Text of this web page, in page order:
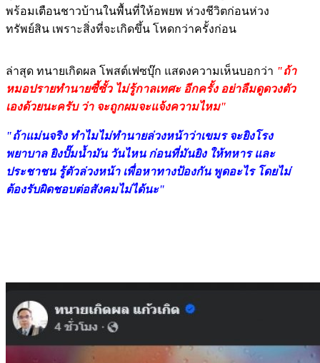
พร้อมเตือนชาวบ้านในพื้นที่ให้อพยพ ห่วงชีวิตก่อนห่วง
ทรัพย์สิน เพราะสิ่งที่จะเกิดขึ้น โหดกว่าครั้งก่อน
ล่าสุด ทนายเกิดผล โพสต์เฟซบุ๊ก แสดงความเห็นบอกว่า "ถ้า
หมอปรายทำนายซี้ซั้ว ไม่รู้กาลเทศะ อีกครั้ง อย่าลืมดูดวงตัว
เองด้วยนะครับ ว่า จะถูกผมจะแจ้งความไหม"
"ถ้าแม่นจริง ทำไมไม่ทำนายล่วงหน้าว่าเขมร จะยิงโรง
พยาบาล ยิงปั๊มน้ำมัน วันไหน ก่อนที่มันยิง ให้ทหาร และ
ประชาชน รู้ตัวล่วงหน้า เพื่อหาทางป้องกัน พูดอะไร โดยไม่
ต้องรับผิดชอบต่อสังคมไม่ได้นะ"